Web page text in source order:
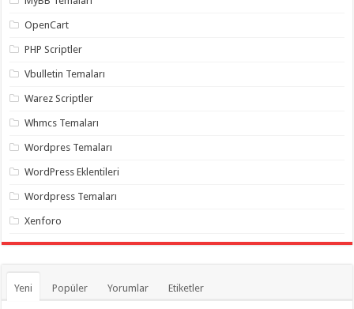
palyaço,
takipçi
twitter
hilesi ,
takipçi
OpenCart
PHP Scriptler
Vbulletin Temaları
Warez Scriptler
Whmcs Temaları
Wordpres Temaları
WordPress Eklentileri
Wordpress Temaları
Xenforo
Yeni Popüler Yorumlar Etiketler